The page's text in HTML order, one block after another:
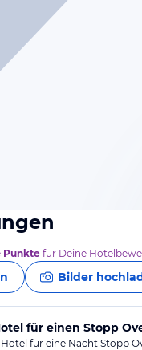
Punkte für Deine
Bilder
für einen Stopp
für eine Nacht Stopp